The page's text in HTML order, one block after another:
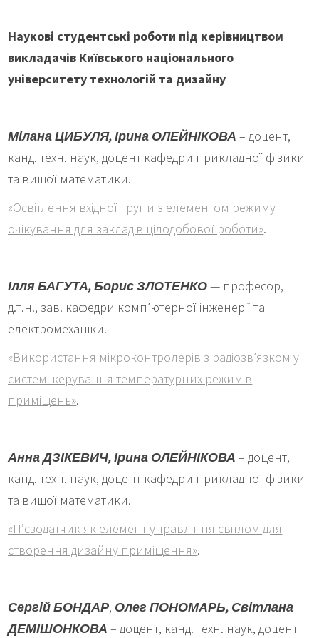
Наукові студентські роботи під керівництвом
викладачів Київського національного
університету технологій та дизайну
Мілана ЦИБУЛЯ, Ірина ОЛЕЙНІКОВА – доцент,
канд. техн. наук, доцент кафедри прикладної фізики
та вищої математики.
«Освітлення вхідної групи з елементом режиму
очікування для закладів цілодобової роботи».
Ілля БАГУТА, Борис ЗЛОТЕНКО— професор,
д.т.н., зав. кафедри комп’ютерної інженерії та
електромеханіки.
«Використання мікроконтролерів з радіозв’язком у
системі керування температурних режимів
приміщень».
Анна ДЗІКЕВИЧ,Ірина ОЛЕЙНІКОВА – доцент,
канд. техн. наук, доцент кафедри прикладної фізики
та вищої математики.
«П’єзодатчик як елемент управління світлом для
створення дизайну приміщення».
Сергій БОНДАР, Олег ПОНОМАРЬ, Світлана
ДЕМІШОНКОВА – доцент, канд. техн. наук, доцент